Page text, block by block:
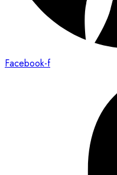
Facebook-f